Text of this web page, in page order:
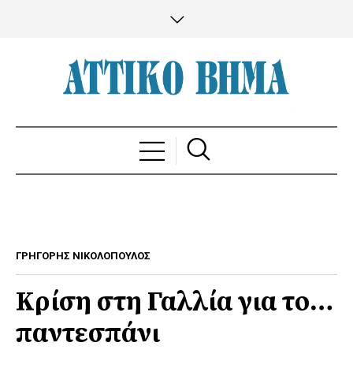
ΓΡΗΓΟΡΗΣ ΝΙΚΟΛΟΠΟΥΛΟΣ
Κρίση στη Γαλλία για το…
παντεσπάνι